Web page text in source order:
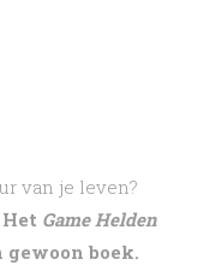
van je leven?
Het Game Helden
boek.